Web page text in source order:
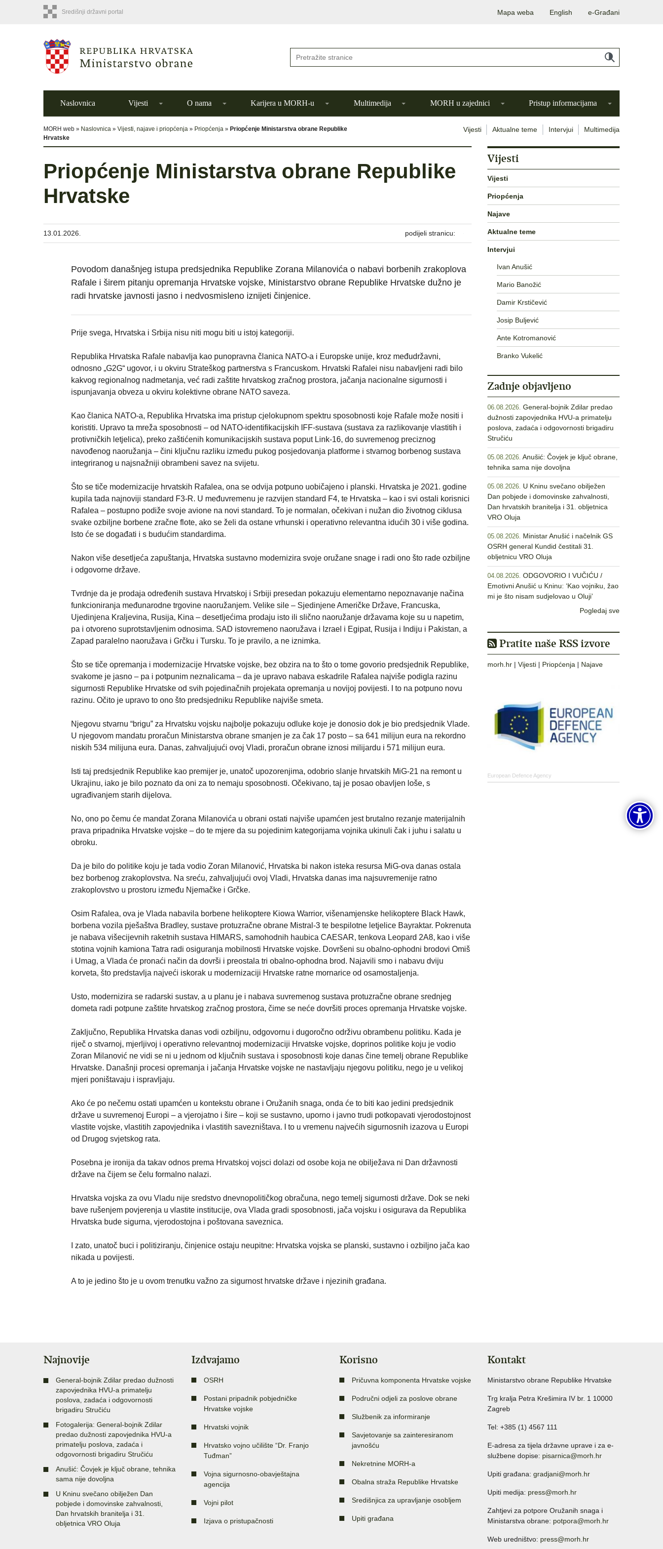
Središnji državni portal Mapa weba English e-Građani
Naslovnica Vijesti O nama Karijera u MORH-u Multimedija MORH u zajednici Pristup informacijama
MORH web » Naslovnica » Vijesti, najave i priopćenja » Priopćenja » Priopćenje Ministarstva obrane Republike
Hrvatske
Vijesti Aktualne teme Intervjui Multimedija
Priopćenje Ministarstva obrane Republike
Hrvatske
13.01.2026. podijeli stranicu:
Povodom današnjeg istupa predsjednika Republike Zorana Milanovića o nabavi borbenih zrakoplova
Rafale i širem pitanju opremanja Hrvatske vojske, Ministarstvo obrane Republike Hrvatske dužno je
radi hrvatske javnosti jasno i nedvosmisleno iznijeti činjenice.
Prije svega, Hrvatska i Srbija nisu niti mogu biti u istoj kategoriji.
Republika Hrvatska Rafale nabavlja kao punopravna članica NATO-a i Europske unije, kroz međudržavni,
odnosno „G2G“ ugovor, i u okviru Strateškog partnerstva s Francuskom. Hrvatski Rafalei nisu nabavljeni radi bilo
kakvog regionalnog nadmetanja, već radi zaštite hrvatskog zračnog prostora, jačanja nacionalne sigurnosti i
ispunjavanja obveza u okviru kolektivne obrane NATO saveza.
Kao članica NATO-a, Republika Hrvatska ima pristup cjelokupnom spektru sposobnosti koje Rafale može nositi i
koristiti. Upravo ta mreža sposobnosti – od NATO-identifikacijskih IFF-sustava (sustava za razlikovanje vlastitih i
protivničkih letjelica), preko zaštićenih komunikacijskih sustava poput Link-16, do suvremenog preciznog
navođenog naoružanja – čini ključnu razliku između pukog posjedovanja platforme i stvarnog borbenog sustava
integriranog u najsnažniji obrambeni savez na svijetu.
Što se tiče modernizacije hrvatskih Rafalea, ona se odvija potpuno uobičajeno i planski. Hrvatska je 2021. godine
kupila tada najnoviji standard F3-R. U međuvremenu je razvijen standard F4, te Hrvatska – kao i svi ostali korisnici
Rafalea – postupno podiže svoje avione na novi standard. To je normalan, očekivan i nužan dio životnog ciklusa
svake ozbiljne borbene zračne flote, ako se želi da ostane vrhunski i operativno relevantna idućih 30 i više godina.
Isto će se događati i s budućim standardima.
Nakon više desetljeća zapuštanja, Hrvatska sustavno modernizira svoje oružane snage i radi ono što rade ozbiljne
i odgovorne države.
Tvrdnje da je prodaja određenih sustava Hrvatskoj i Srbiji presedan pokazuju elementarno nepoznavanje načina
funkcioniranja međunarodne trgovine naoružanjem. Velike sile – Sjedinjene Američke Države, Francuska,
Ujedinjena Kraljevina, Rusija, Kina – desetljećima prodaju isto ili slično naoružanje državama koje su u napetim,
pa i otvoreno suprotstavljenim odnosima. SAD istovremeno naoružava i Izrael i Egipat, Rusija i Indiju i Pakistan, a
Zapad paralelno naoružava i Grčku i Tursku. To je pravilo, a ne iznimka.
Što se tiče opremanja i modernizacije Hrvatske vojske, bez obzira na to što o tome govorio predsjednik Republike,
svakome je jasno – pa i potpunim neznalicama – da je upravo nabava eskadrile Rafalea najviše podigla razinu
sigurnosti Republike Hrvatske od svih pojedinačnih projekata opremanja u novijoj povijesti. I to na potpuno novu
razinu. Očito je upravo to ono što predsjedniku Republike najviše smeta.
Njegovu stvarnu “brigu” za Hrvatsku vojsku najbolje pokazuju odluke koje je donosio dok je bio predsjednik Vlade.
U njegovom mandatu proračun Ministarstva obrane smanjen je za čak 17 posto – sa 641 milijun eura na rekordno
niskih 534 milijuna eura. Danas, zahvaljujući ovoj Vladi, proračun obrane iznosi milijardu i 571 milijun eura.
Isti taj predsjednik Republike kao premijer je, unatoč upozorenjima, odobrio slanje hrvatskih MiG-21 na remont u
Ukrajinu, iako je bilo poznato da oni za to nemaju sposobnosti. Očekivano, taj je posao obavljen loše, s
ugrađivanjem starih dijelova.
No, ono po čemu će mandat Zorana Milanovića u obrani ostati najviše upamćen jest brutalno rezanje materijalnih
prava pripadnika Hrvatske vojske – do te mjere da su pojedinim kategorijama vojnika ukinuli čak i juhu i salatu u
obroku.
Da je bilo do politike koju je tada vodio Zoran Milanović, Hrvatska bi nakon isteka resursa MiG-ova danas ostala
bez borbenog zrakoplovstva. Na sreću, zahvaljujući ovoj Vladi, Hrvatska danas ima najsuvremenije ratno
zrakoplovstvo u prostoru između Njemačke i Grčke.
Osim Rafalea, ova je Vlada nabavila borbene helikoptere Kiowa Warrior, višenamjenske helikoptere Black Hawk,
borbena vozila pješaštva Bradley, sustave protuzračne obrane Mistral-3 te bespilotne letjelice Bayraktar. Pokrenuta
je nabava višecijevnih raketnih sustava HIMARS, samohodnih haubica CAESAR, tenkova Leopard 2A8, kao i više
stotina vojnih kamiona Tatra radi osiguranja mobilnosti Hrvatske vojske. Dovršeni su obalno-ophodni brodovi Omiš
i Umag, a Vlada će pronaći način da dovrši i preostala tri obalno-ophodna brod. Najavili smo i nabavu dviju
korveta, što predstavlja najveći iskorak u modernizaciji Hrvatske ratne mornarice od osamostaljenja.
Usto, modernizira se radarski sustav, a u planu je i nabava suvremenog sustava protuzračne obrane srednjeg
dometa radi potpune zaštite hrvatskog zračnog prostora, čime se neće dovršiti proces opremanja Hrvatske vojske.
Zaključno, Republika Hrvatska danas vodi ozbiljnu, odgovornu i dugoročno održivu obrambenu politiku. Kada je
riječ o stvarnoj, mjerljivoj i operativno relevantnoj modernizaciji Hrvatske vojske, doprinos politike koju je vodio
Zoran Milanović ne vidi se ni u jednom od ključnih sustava i sposobnosti koje danas čine temelj obrane Republike
Hrvatske. Današnji procesi opremanja i jačanja Hrvatske vojske ne nastavljaju njegovu politiku, nego je u velikoj
mjeri poništavaju i ispravljaju.
Ako će po nečemu ostati upamćen u kontekstu obrane i Oružanih snaga, onda će to biti kao jedini predsjednik
države u suvremenoj Europi – a vjerojatno i šire – koji se sustavno, uporno i javno trudi potkopavati vjerodostojnost
vlastite vojske, vlastitih zapovjednika i vlastitih savezništava. I to u vremenu najvećih sigurnosnih izazova u Europi
od Drugog svjetskog rata.
Posebna je ironija da takav odnos prema Hrvatskoj vojsci dolazi od osobe koja ne obilježava ni Dan državnosti
države na čijem se čelu formalno nalazi.
Hrvatska vojska za ovu Vladu nije sredstvo dnevnopolitičkog obračuna, nego temelj sigurnosti države. Dok se neki
bave rušenjem povjerenja u vlastite institucije, ova Vlada gradi sposobnosti, jača vojsku i osigurava da Republika
Hrvatska bude sigurna, vjerodostojna i poštovana saveznica.
I zato, unatoč buci i politiziranju, činjenice ostaju neupitne: Hrvatska vojska se planski, sustavno i ozbiljno jača kao
nikada u povijesti.
A to je jedino što je u ovom trenutku važno za sigurnost hrvatske države i njezinih građana.
Vijesti
Vijesti
Priopćenja
Najave
Aktualne teme
Intervjui
Ivan Anušić
Mario Banožić
Damir Krstičević
Josip Buljević
Ante Kotromanović
Branko Vukelić
Zadnje objavljeno
06.08.2026. General-bojnik Zdilar predao
dužnosti zapovjednika HVU-a primatelju
poslova, zadaća i odgovornosti brigadiru
Stručiću
05.08.2026. Anušić: Čovjek je ključ obrane,
tehnika sama nije dovoljna
05.08.2026. U Kninu svečano obilježen
Dan pobjede i domovinske zahvalnosti,
Dan hrvatskih branitelja i 31. obljetnica
VRO Oluja
05.08.2026. Ministar Anušić i načelnik GS
OSRH general Kundid čestitali 31.
obljetnicu VRO Oluja
04.08.2026. ODGOVORIO I VUČIĆU /
Emotivni Anušić u Kninu: ‘Kao vojniku, žao
mi je što nisam sudjelovao u Oluji’
Pogledaj sve
Pratite naše RSS izvore
morh.hr | Vijesti | Priopćenja | Najave
European Defence Agency
Najnovije
General-bojnik Zdilar predao dužnosti
zapovjednika HVU-a primatelju
poslova, zadaća i odgovornosti
brigadiru Stručiću
Fotogalerija: General-bojnik Zdilar
predao dužnosti zapovjednika HVU-a
primatelju poslova, zadaća i
odgovornosti brigadiru Stručiću
Anušić: Čovjek je ključ obrane, tehnika
sama nije dovoljna
U Kninu svečano obilježen Dan
pobjede i domovinske zahvalnosti,
Dan hrvatskih branitelja i 31.
obljetnica VRO Oluja
Izdvajamo
OSRH
Postani pripadnik pobjedničke
Hrvatske vojske
Hrvatski vojnik
Hrvatsko vojno učilište “Dr. Franjo
Tuđman”
Vojna sigurnosno-obavještajna
agencija
Vojni pilot
Izjava o pristupačnosti
Korisno
Pričuvna komponenta Hrvatske vojske
Područni odjeli za poslove obrane
Službenik za informiranje
Savjetovanje sa zainteresiranom
javnošću
Nekretnine MORH-a
Obalna straža Republike Hrvatske
Središnjica za upravljanje osobljem
Upiti građana
Kontakt
Ministarstvo obrane Republike Hrvatske
Trg kralja Petra Krešimira IV br. 1 10000
Zagreb
Tel: +385 (1) 4567 111
E-adresa za tijela državne uprave i za e-
službene dopise: pisarnica@morh.hr
Upiti građana: gradjani@morh.hr
Upiti medija: press@morh.hr
Zahtjevi za potpore Oružanih snaga i
Ministarstva obrane: potpora@morh.hr
Web uredništvo: press@morh.hr